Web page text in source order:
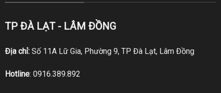
TP ĐÀ LẠT - LÂM ĐỒNG
Địa chỉ:Số 11A Lữ Gia, Phường 9, TP Đà Lạt, Lâm Đồng
Hotline: 0916.389.892